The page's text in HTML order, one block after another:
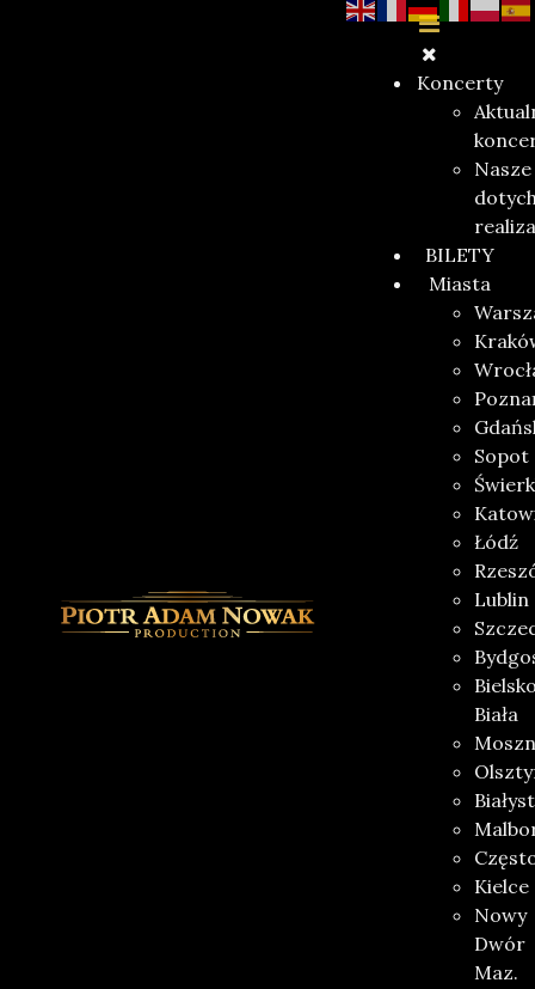
Koncerty
Nasze
BILETY
Miasta
Sopot
Łódź
Lublin
Biała
Kielce
Nowy
Dwór
Maz.